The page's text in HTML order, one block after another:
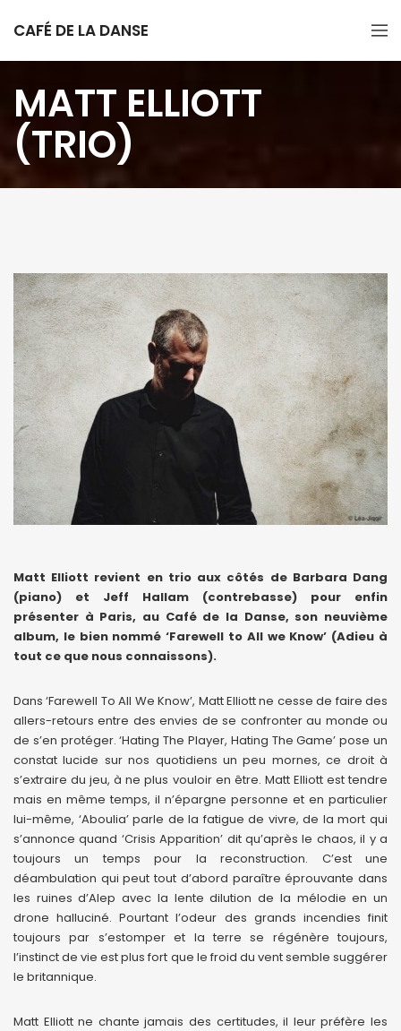
CAFÉ DE LA DANSE
MATT ELLIOTT
(TRIO)
Matt Elliott revient en trio aux côtés de Barbara Dang
(piano) et Jeff Hallam (contrebasse) pour enfin
présenter à Paris, au Café de la Danse, son neuvième
album, le bien nommé ‘Farewell to All we Know’ (Adieu à
tout ce que nous connaissons).
Dans ‘Farewell To All We Know’, Matt Elliott ne cesse de faire des
allers-retours entre des envies de se confronter au monde ou
de s’en protéger. ‘Hating The Player, Hating The Game’ pose un
constat lucide sur nos quotidiens un peu mornes, ce droit à
s’extraire du jeu, à ne plus vouloir en être. Matt Elliott est tendre
mais en même temps, il n’épargne personne et en particulier
lui-même, ‘Aboulia’ parle de la fatigue de vivre, de la mort qui
s’annonce quand ‘Crisis Apparition’ dit qu’après le chaos, il y a
toujours un temps pour la reconstruction. C’est une
déambulation qui peut tout d’abord paraître éprouvante dans
les ruines d’Alep avec la lente dilution de la mélodie en un
drone halluciné. Pourtant l’odeur des grands incendies finit
toujours par s’estomper et la terre se régénère toujours,
l’instinct de vie est plus fort que le froid du vent semble suggérer
le britannique.
Matt Elliott ne chante jamais des certitudes, il leur préfère les